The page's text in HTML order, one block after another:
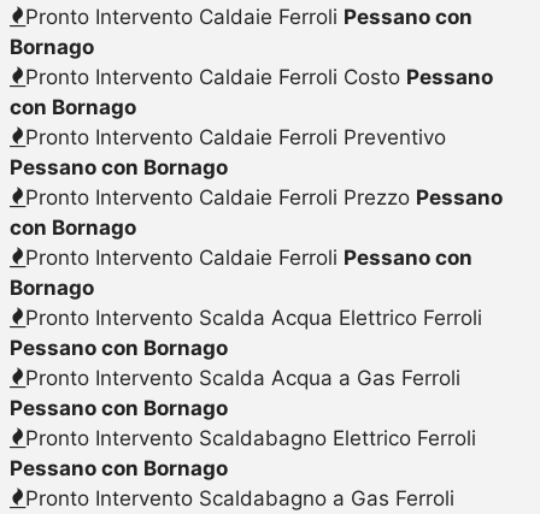
Pronto Intervento Caldaie Ferroli Pessano con
Bornago
Pronto Intervento Caldaie Ferroli Costo Pessano
con Bornago
Pronto Intervento Caldaie Ferroli Preventivo
Pessano con Bornago
Pronto Intervento Caldaie Ferroli Prezzo Pessano
con Bornago
Pronto Intervento Caldaie Ferroli Pessano con
Bornago
Pronto Intervento Scalda Acqua Elettrico Ferroli
Pessano con Bornago
Pronto Intervento Scalda Acqua a Gas Ferroli
Pessano con Bornago
Pronto Intervento Scaldabagno Elettrico Ferroli
Pessano con Bornago
Pronto Intervento Scaldabagno a Gas Ferroli